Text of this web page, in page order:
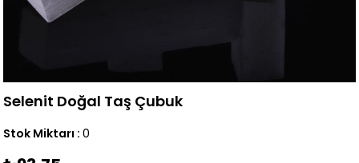
Selenit Doğal Taş Çubuk
Stok Miktarı : 0